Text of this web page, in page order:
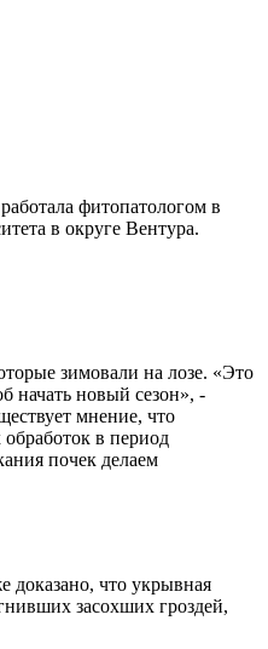
фитопатологом в
в округе Вентура.
зимовали на лозе. «Это
начать новый сезон», -
мнение, что
в период
почек делаем
доказано, что укрывная
засохших гроздей,